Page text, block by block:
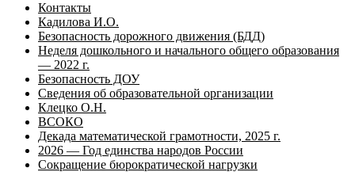
Контакты
Кадилова И.О.
Безопасность дорожного движения (БДД)
Неделя дошкольного и начального общего образования
— 2022 г.
Безопасность ДОУ
Сведения об образовательной организации
Клецко О.Н.
ВСОКО
Декада математической грамотности, 2025 г.
2026 — Год единства народов России
Сокращение бюрократической нагрузки